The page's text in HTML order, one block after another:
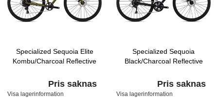
Specialized Sequoia Elite
Kombu/Charcoal Reflective
Pris saknas
Visa lagerinformation
Specialized Sequoia
Black/Charcoal Reflective
Pris saknas
Visa lagerinformation